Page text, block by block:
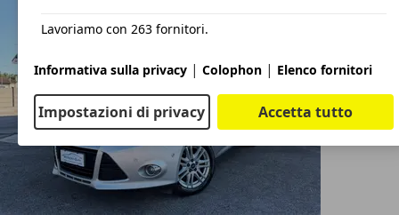
Lavoriamo con 263 fornitori.
Informativa sulla privacy | Colophon | Elenco fornitori
Impostazioni di privacy Accetta tutto